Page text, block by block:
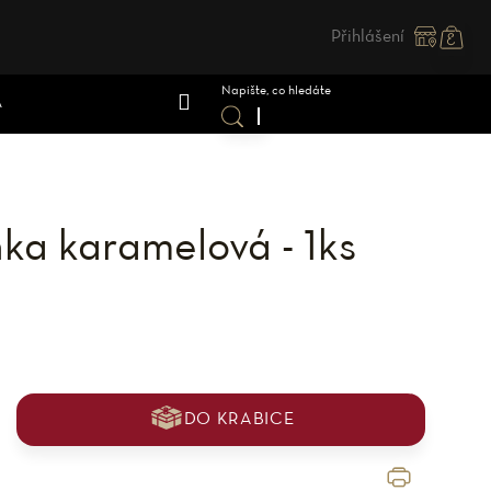
Přihlášení
karamelová - 1ks
DO KRABICE